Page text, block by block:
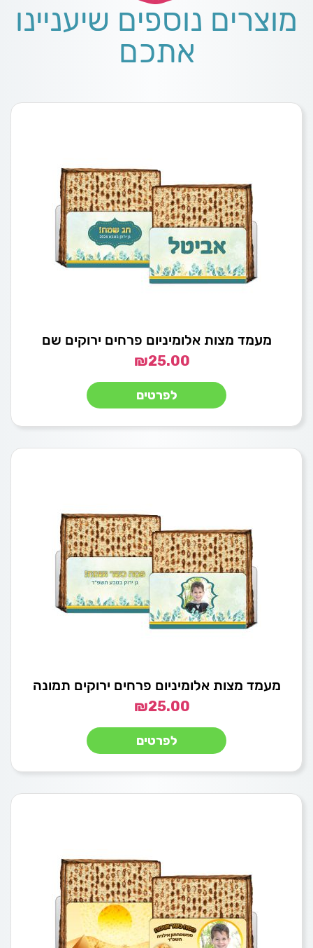
מוצרים נוספים שיעניינו
אתכם
מעמד מצות אלומיניום פרחים ירוקים שם
₪25.00
לפרטים
מעמד מצות אלומיניום פרחים ירוקים תמונה
₪25.00
לפרטים